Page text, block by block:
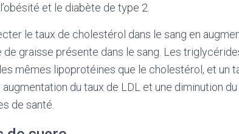
et le diabète de type 2.
le taux de cholestérol dans le sang en
graisse présente dans le sang. Les
mêmes lipoprotéines que le cholestérol, et un
du taux de LDL et une diminution
de santé.